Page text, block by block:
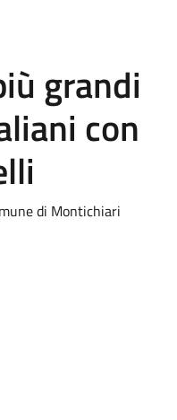
grandi
con
di Montichiari